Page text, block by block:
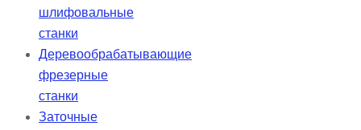
шлифовальные
станки
Деревообрабатывающие
фрезерные
станки
Заточные